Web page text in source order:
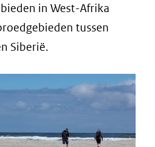
in West-Afrika
tussen
Siberië.